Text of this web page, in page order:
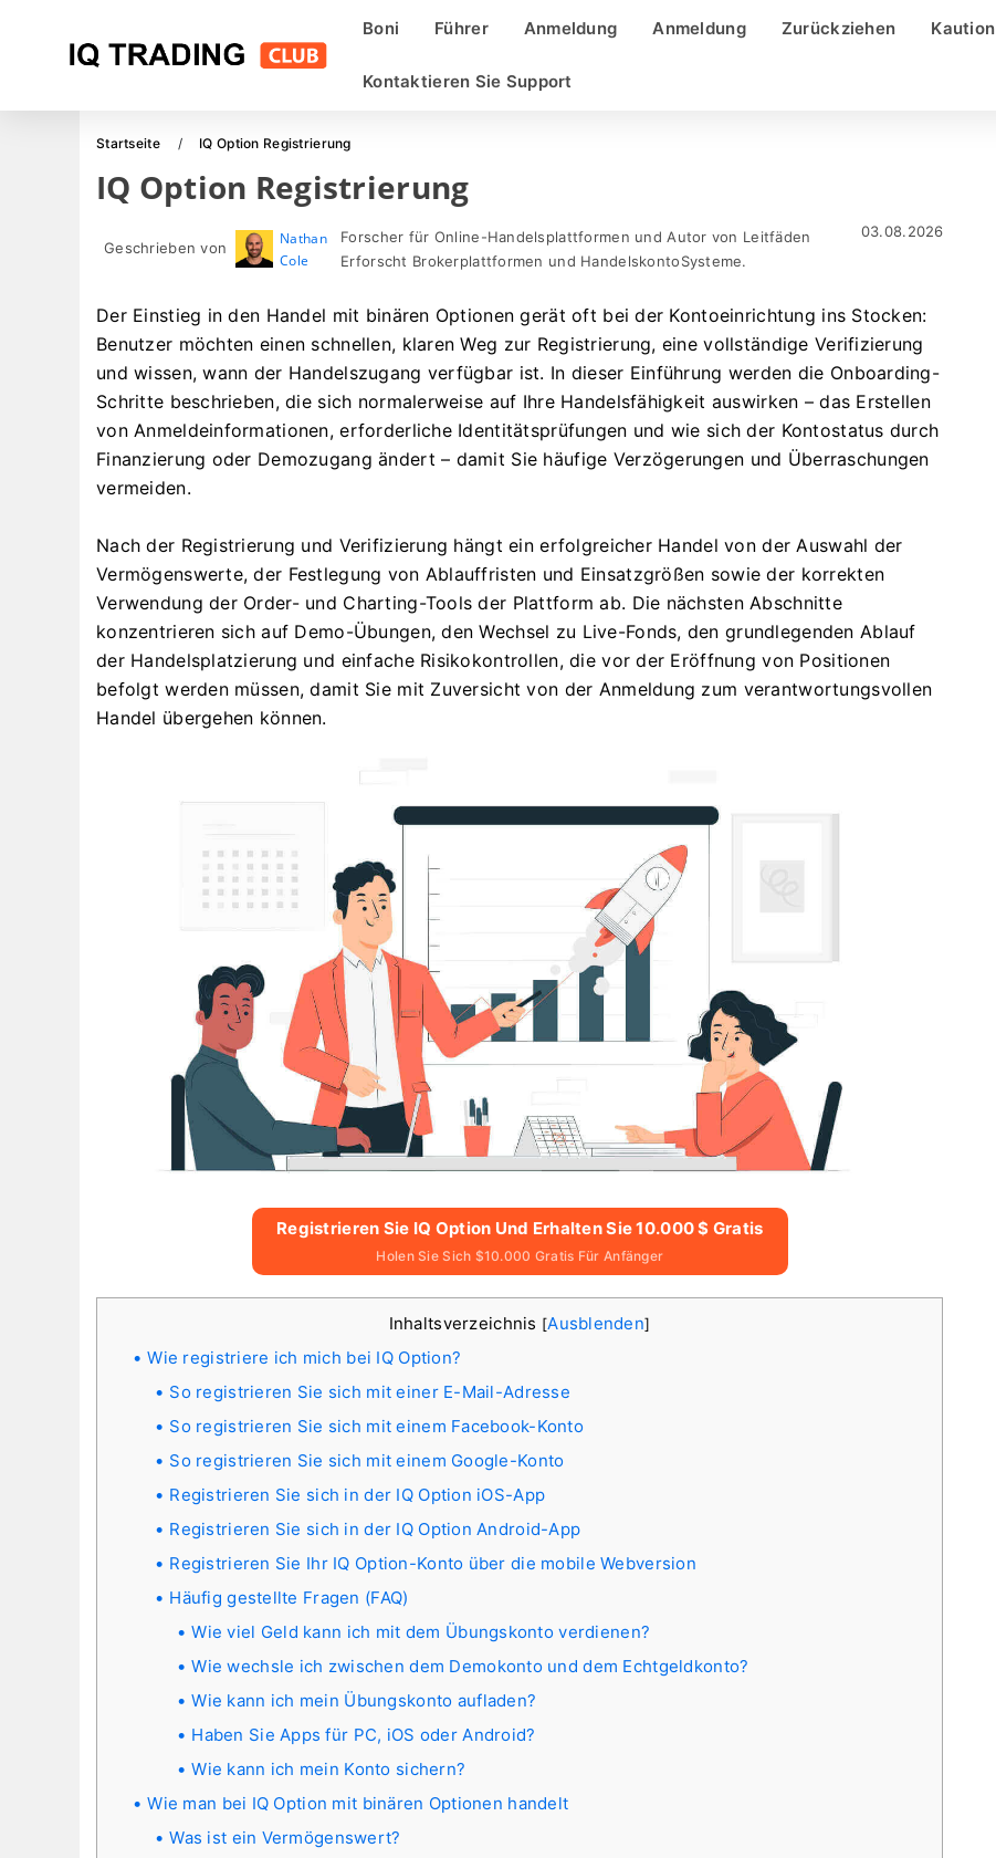
Boni Führer Anmeldung Anmeldung Zurückziehen Kaution
Kontaktieren Sie Support
Startseite IQ Option Registrierung
IQ Option Registrierung
Geschrieben von
Nathan
Cole
Forscher für Online-Handelsplattformen und Autor von Leitfäden
Erforscht Brokerplattformen und HandelskontoSysteme.
03.08.2026
Der Einstieg in den Handel mit binären Optionen gerät oft bei der Kontoeinrichtung ins Stocken:
Benutzer möchten einen schnellen, klaren Weg zur Registrierung, eine vollständige Verifizierung
und wissen, wann der Handelszugang verfügbar ist. In dieser Einführung werden die Onboarding-
Schritte beschrieben, die sich normalerweise auf Ihre Handelsfähigkeit auswirken – das Erstellen
von Anmeldeinformationen, erforderliche Identitätsprüfungen und wie sich der Kontostatus durch
Finanzierung oder Demozugang ändert – damit Sie häufige Verzögerungen und Überraschungen
vermeiden.
Nach der Registrierung und Verifizierung hängt ein erfolgreicher Handel von der Auswahl der
Vermögenswerte, der Festlegung von Ablauffristen und Einsatzgrößen sowie der korrekten
Verwendung der Order- und Charting-Tools der Plattform ab. Die nächsten Abschnitte
konzentrieren sich auf Demo-Übungen, den Wechsel zu Live-Fonds, den grundlegenden Ablauf
der Handelsplatzierung und einfache Risikokontrollen, die vor der Eröffnung von Positionen
befolgt werden müssen, damit Sie mit Zuversicht von der Anmeldung zum verantwortungsvollen
Handel übergehen können.
Registrieren Sie IQ Option Und Erhalten Sie 10.000 $ Gratis
Holen Sie Sich $10.000 Gratis Für Anfänger
Inhaltsverzeichnis [Ausblenden]
Wie registriere ich mich bei IQ Option?
So registrieren Sie sich mit einer E-Mail-Adresse
So registrieren Sie sich mit einem Facebook-Konto
So registrieren Sie sich mit einem Google-Konto
Registrieren Sie sich in der IQ Option iOS-App
Registrieren Sie sich in der IQ Option Android-App
Registrieren Sie Ihr IQ Option-Konto über die mobile Webversion
Häufig gestellte Fragen (FAQ)
Wie viel Geld kann ich mit dem Übungskonto verdienen?
Wie wechsle ich zwischen dem Demokonto und dem Echtgeldkonto?
Wie kann ich mein Übungskonto aufladen?
Haben Sie Apps für PC, iOS oder Android?
Wie kann ich mein Konto sichern?
Wie man bei IQ Option mit binären Optionen handelt
Was ist ein Vermögenswert?